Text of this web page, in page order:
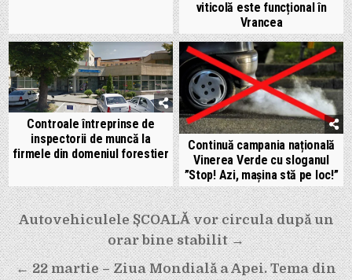
viticolă este funcțional în
Vrancea
Controale întreprinse de
inspectorii de muncă la
firmele din domeniul forestier
Continuă campania națională
Vinerea Verde cu sloganul
”Stop! Azi, mașina stă pe loc!”
Navigare
în
articole
Autovehiculele ȘCOALĂ vor circula după un
orar bine stabilit →
← 22 martie – Ziua Mondială a Apei. Tema din